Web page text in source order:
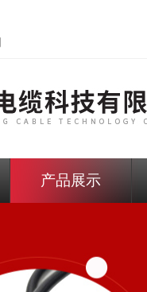
产品展示